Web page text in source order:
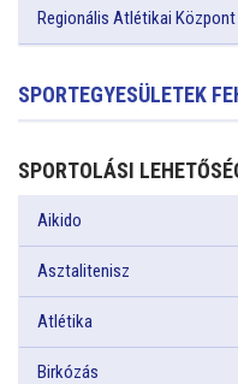
Regionális Atlétikai Központ
SPORTEGYESÜLETEK
SPORTOLÁSI
Aikido
Asztalitenisz
Atlétika
Birkózás